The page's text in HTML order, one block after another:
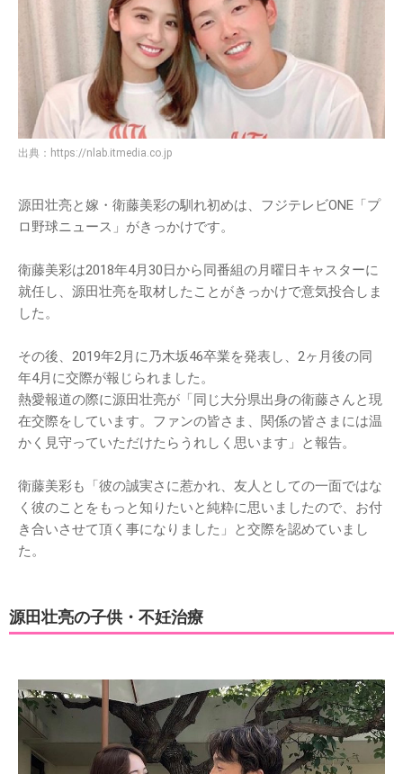
出典： https://nlab.itmedia.co.jp
源田壮亮と嫁・衛藤美彩の馴れ初めは、フジテレビONE「プ
ロ野球ニュース」がきっかけです。
衛藤美彩は2018年4月30日から同番組の月曜日キャスターに
就任し、源田壮亮を取材したことがきっかけで意気投合しま
した。
その後、2019年2月に乃木坂46卒業を発表し、2ヶ月後の同
年4月に交際が報じられました。
熱愛報道の際に源田壮亮が「同じ大分県出身の衛藤さんと現
在交際をしています。ファンの皆さま、関係の皆さまには温
かく見守っていただけたらうれしく思います」と報告。
衛藤美彩も「彼の誠実さに惹かれ、友人としての一面ではな
く彼のことをもっと知りたいと純粋に思いましたので、お付
き合いさせて頂く事になりました」と交際を認めていまし
た。
源田壮亮の子供・不妊治療